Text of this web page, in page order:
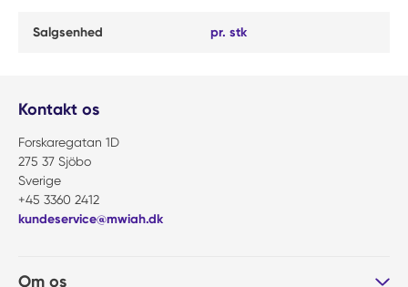
Salgsenhed pr. stk
Kontakt os
Forskaregatan 1D
275 37 Sjöbo
Sverige
+45 3360 2412
kundeservice@mwiah.dk
Om os